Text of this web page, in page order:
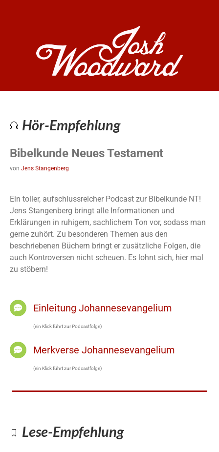
Hör-Empfehlung
Bibelkunde Neues Testament
von Jens Stangenberg
Ein toller, aufschlussreicher Podcast zur Bibelkunde NT!
Jens Stangenberg bringt alle Informationen und
Erklärungen in ruhigem, sachlichem Ton vor, sodass man
gerne zuhört. Zu besonderen Themen aus den
beschriebenen Büchern bringt er zusätzliche Folgen, die
auch Kontroversen nicht scheuen. Es lohnt sich, hier mal
zu stöbern!
Einleitung Johannesevangelium
(ein Klick führt zur Podcastfolge)
Merkverse Johannesevangelium
(ein Klick führt zur Podcastfolge)
Lese-Empfehlung